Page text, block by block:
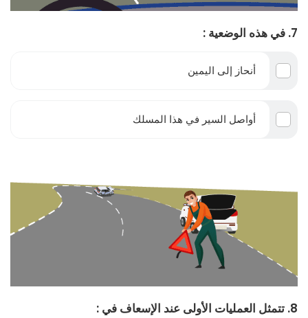
7. في هذه الوضعية :
أنحاز إلى اليمين
أواصل السير في هذا المسلك
8. تتمثل العمليات الأولى عند الإسعاف في :